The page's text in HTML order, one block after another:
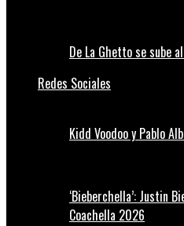
De La Ghetto se sube
Redes Sociales
Kidd Voodoo y Pablo
‘Bieberchella’: Justin
Coachella 2026